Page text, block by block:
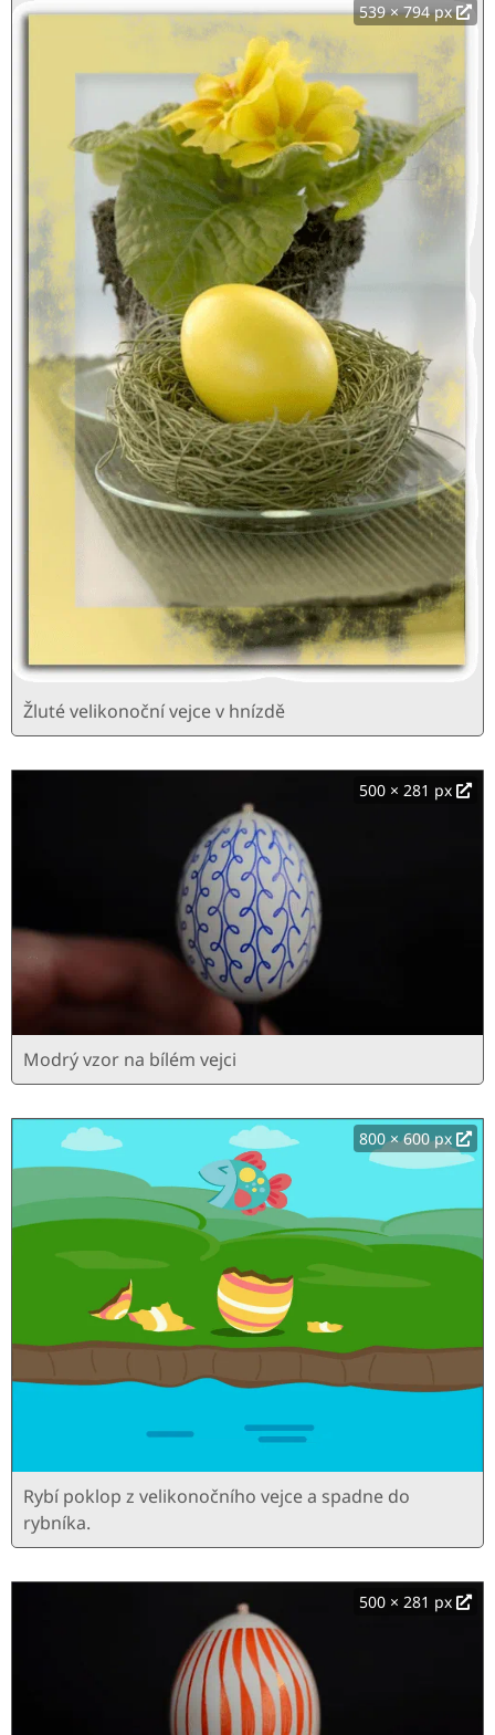
539 × 794 px
Žluté velikonoční vejce v hnízdě
500 × 281 px
Modrý vzor na bílém vejci
800 × 600 px
Rybí poklop z velikonočního vejce a spadne do
rybníka.
500 × 281 px